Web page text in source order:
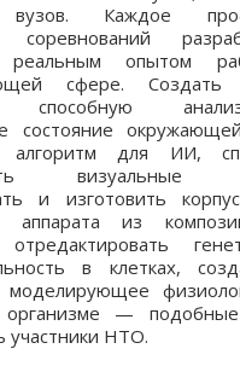
вузов. Каждое
соревнований
опытом
сфере. Создать
способную
состояние
алгоритм для ИИ,
визуальные
и изготовить
аппарата из
в клетках,
—
участники НТО.